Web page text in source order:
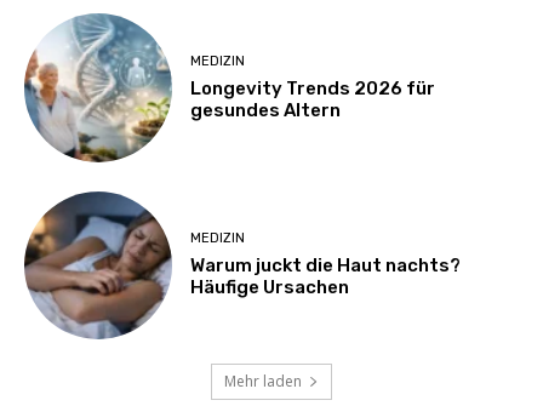
MEDIZIN
Longevity Trends 2026 für
gesundes Altern
MEDIZIN
Warum juckt die Haut nachts?
Häufige Ursachen
Mehr laden